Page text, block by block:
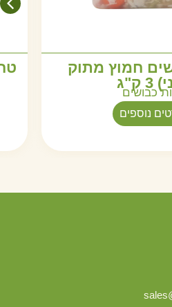
חמוץ מתוק
ק"ג
כבושים
נוספים